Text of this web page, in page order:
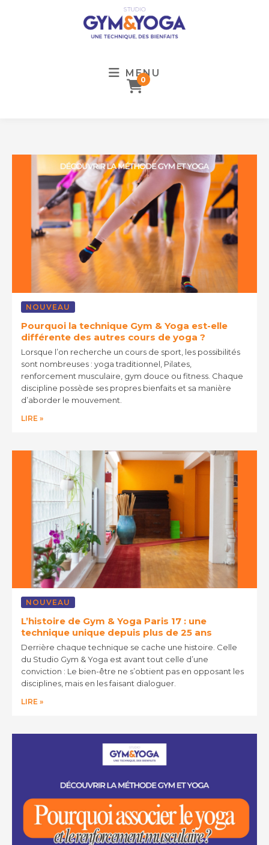
MENU
0
NOUVEAU
Pourquoi la technique Gym & Yoga est-elle
différente des autres cours de yoga ?
Lorsque l’on recherche un cours de sport, les possibilités
sont nombreuses : yoga traditionnel, Pilates,
renforcement musculaire, gym douce ou fitness. Chaque
discipline possède ses propres bienfaits et sa manière
d’aborder le mouvement.
LIRE »
NOUVEAU
L’histoire de Gym & Yoga Paris 17 : une
technique unique depuis plus de 25 ans
Derrière chaque technique se cache une histoire. Celle
du Studio Gym & Yoga est avant tout celle d’une
conviction : Le bien-être ne s’obtient pas en opposant les
disciplines, mais en les faisant dialoguer.
LIRE »